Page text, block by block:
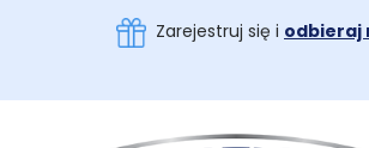
Zarejestruj się i odbieraj